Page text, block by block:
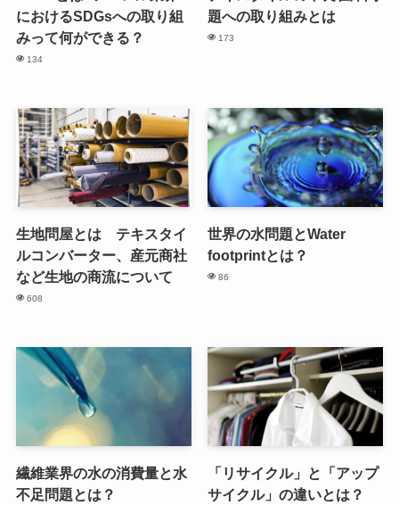
におけるSDGsへの取り組
みって何ができる？
134
題への取り組みとは
173
生地問屋とは テキスタイ
ルコンバーター、産元商社
など生地の商流について
608
世界の水問題とWater
footprintとは？
86
繊維業界の水の消費量と水
不足問題とは？
「リサイクル」と「アップ
サイクル」の違いとは？